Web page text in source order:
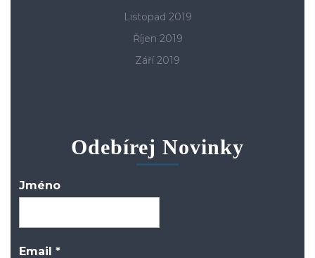
Listopad 2019
Říjen 2019
Září 2019
Odebírej Novinky
Jméno
Email *